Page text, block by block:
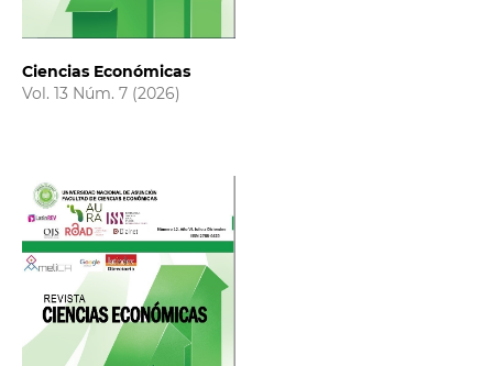
Ciencias Económicas
Vol. 13 Núm. 7 (2026)